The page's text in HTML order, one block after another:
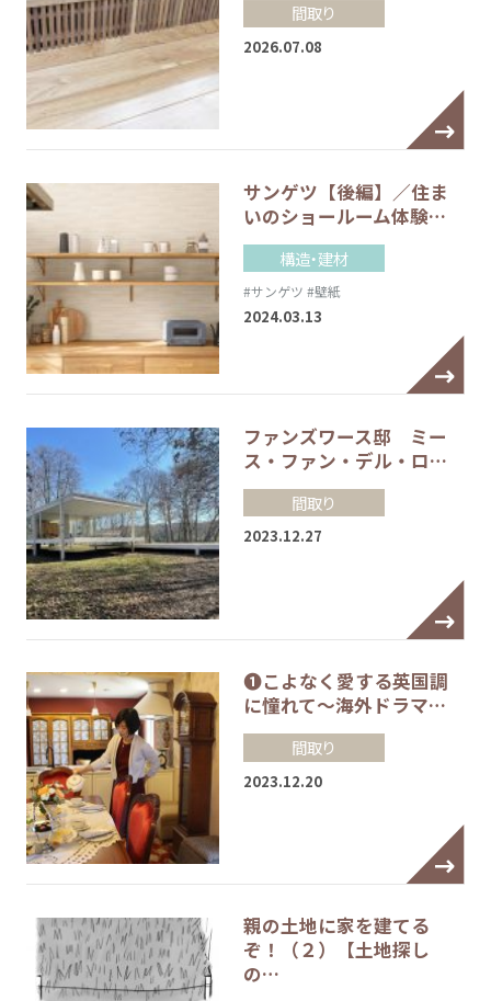
間取り
2026.07.08
サンゲツ【後編】／住ま
いのショールーム体験…
構造・建材
#サンゲツ #壁紙
2024.03.13
ファンズワース邸 ミー
ス・ファン・デル・ロ…
間取り
2023.12.27
❶こよなく愛する英国調
に憧れて～海外ドラマ…
間取り
2023.12.20
親の土地に家を建てる
ぞ！（２）【土地探し
の…